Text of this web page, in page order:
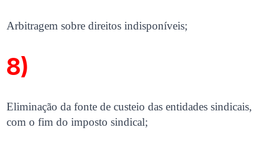
Arbitragem sobre direitos indisponíveis;
8)
Eliminação da fonte de custeio das entidades sindicais,
com o fim do imposto sindical;